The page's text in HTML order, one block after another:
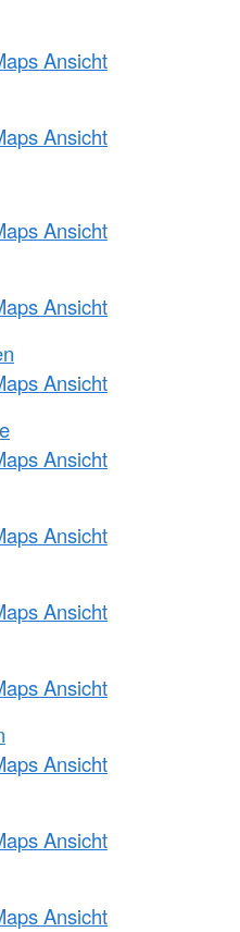
Ansicht
Ansicht
Ansicht
Ansicht
Ansicht
Ansicht
Ansicht
Ansicht
Ansicht
Ansicht
Ansicht
Ansicht